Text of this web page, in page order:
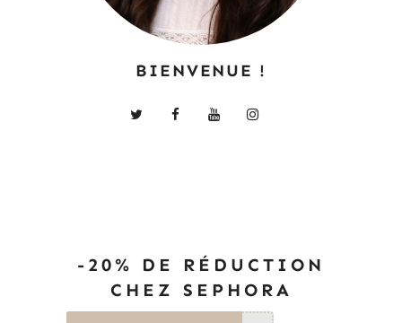
BIENVENUE !
-20% DE RÉDUCTION
CHEZ SEPHORA